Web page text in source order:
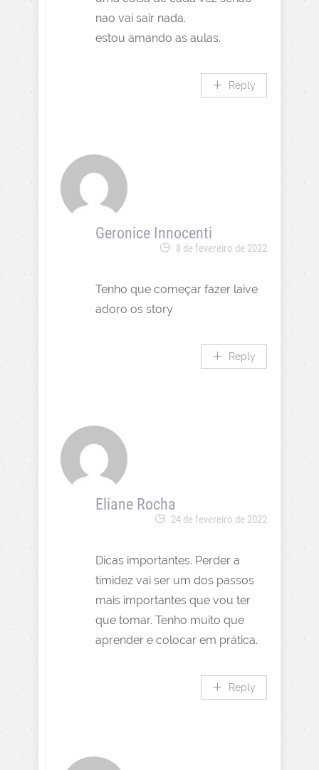
nao vai sair nada.
estou amando as aulas.
Reply
Geronice Innocenti
8 de fevereiro de 2022
Tenho que começar fazer laive
adoro os story
Reply
Eliane Rocha
24 de fevereiro de 2022
Dicas importantes. Perder a
timidez vai ser um dos passos
mais importantes que vou ter
que tomar. Tenho muito que
aprender e colocar em prática.
Reply